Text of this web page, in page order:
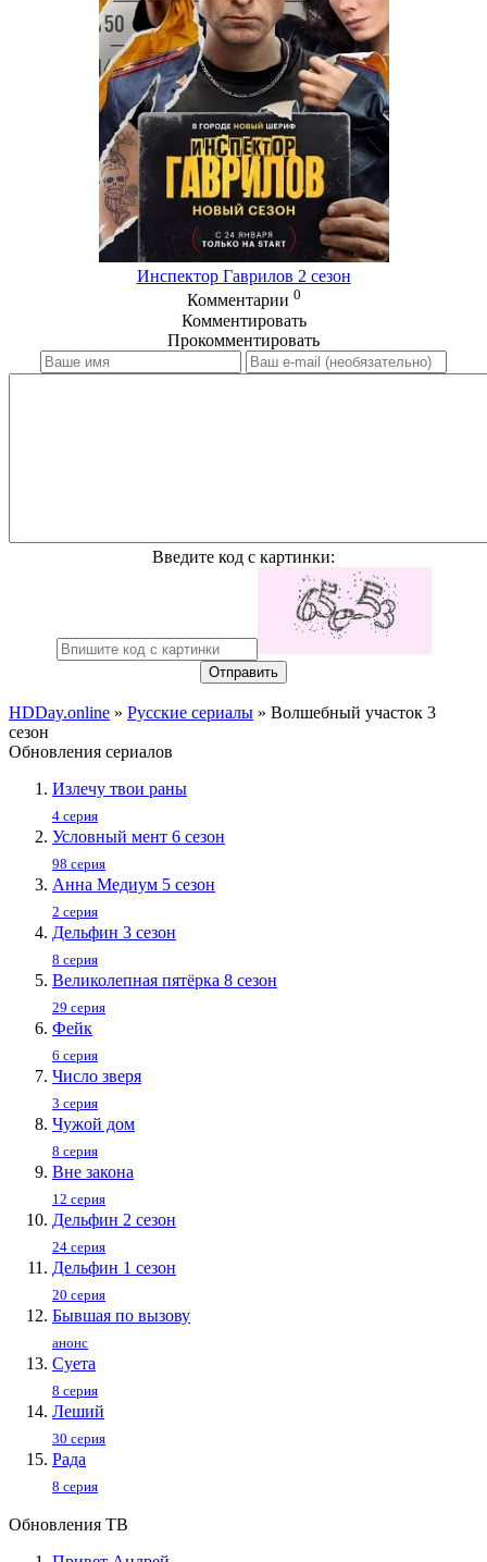
Инспектор Гаврилов 2 сезон
Комментарии 0
Комментировать
Прокомментировать
Введите код с картинки:
Отправить
HDDay.online » Русские сериалы » Волшебный участок 3
сезон
Обновления сериалов
Излечу твои раны
4 серия
Условный мент 6 сезон
98 серия
Анна Медиум 5 сезон
2 серия
Дельфин 3 сезон
8 серия
Великолепная пятёрка 8 сезон
29 серия
Фейк
6 серия
Число зверя
3 серия
Чужой дом
8 серия
Вне закона
12 серия
Дельфин 2 сезон
24 серия
Дельфин 1 сезон
20 серия
Бывшая по вызову
анонс
Суета
8 серия
Леший
30 серия
Рада
8 серия
Обновления ТВ